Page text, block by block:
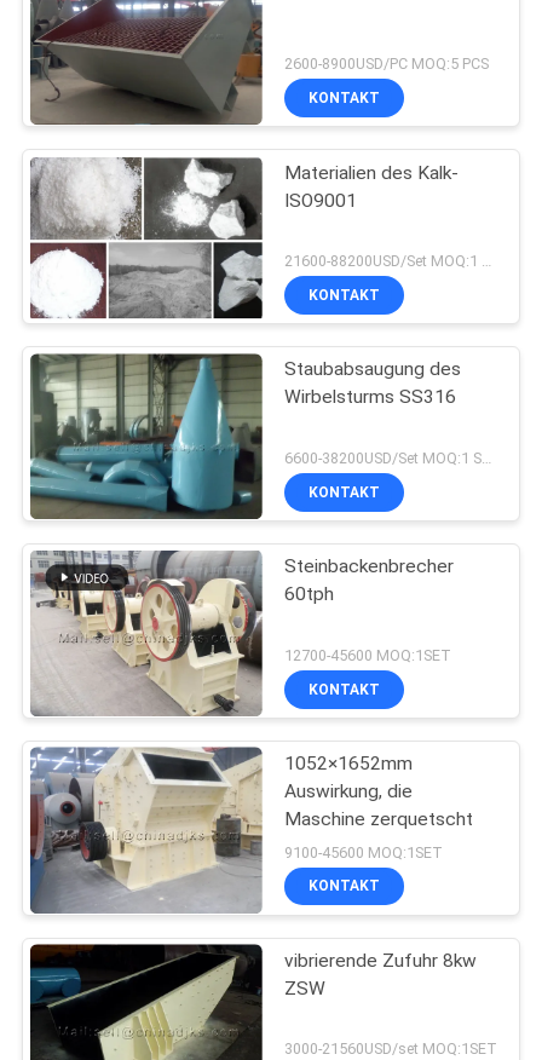
2600-8900USD/PC MOQ:5 PCS
KONTAKT
Materialien des Kalk-
ISO9001
21600-88200USD/Set MOQ:1 Satz
KONTAKT
Staubabsaugung des
Wirbelsturms SS316
KONTAKT
Steinbackenbrecher
60tph
12700-45600 MOQ:1SET
KONTAKT
1052×1652mm
Auswirkung, die
Maschine zerquetscht
9100-45600 MOQ:1SET
KONTAKT
vibrierende Zufuhr 8kw
ZSW
3000-21560USD/set MOQ:1SET